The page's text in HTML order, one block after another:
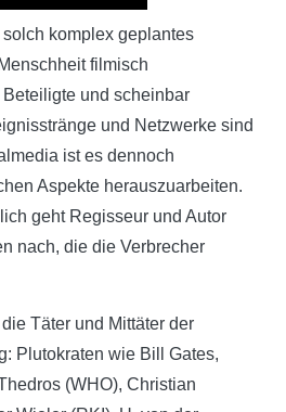
komplex geplantes
filmisch
und scheinbar
und Netzwerke sind
ist es dennoch
Aspekte herauszuarbeiten.
geht Regisseur und Autor
nach, die die Verbrecher
Täter und Mittäter der
Plutokraten wie Bill Gates,
(WHO), Christian